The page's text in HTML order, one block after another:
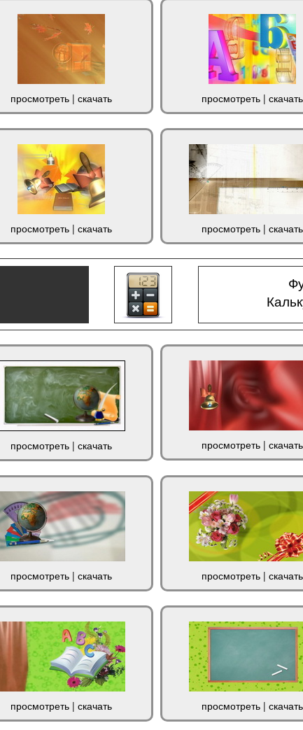
просмотреть | скачать просмотреть | скачать
просмотреть | скачать просмотреть | скачать
просмотреть | скачать просмотреть | скачать
просмотреть | скачать просмотреть | скачать
просмотреть | скачать просмотреть | скачать